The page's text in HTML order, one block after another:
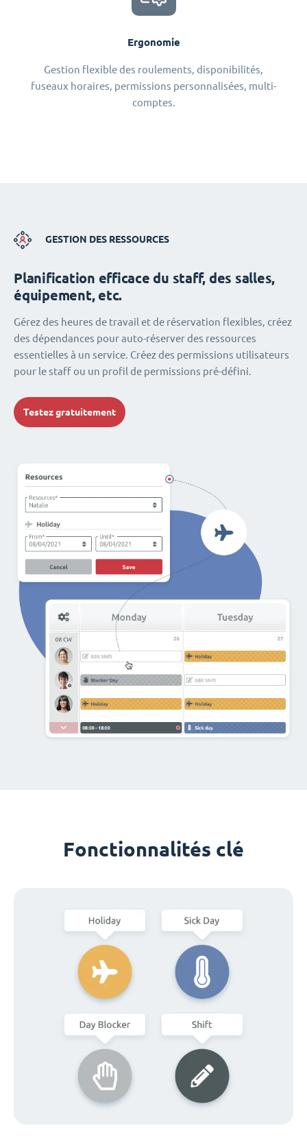
Ergonomie
Gestion flexible des roulements, disponibilités,
fuseaux horaires, permissions personnalisées, multi-
comptes.
GESTION DES RESSOURCES
Planification efficace du staff, des salles,
équipement, etc.
Gérez des heures de travail et de réservation flexibles, créez
des dépendances pour auto-réserver des ressources
essentielles à un service. Créez des permissions utilisateurs
pour le staff ou un profil de permissions pré-défini.
Testez gratuitement
Fonctionnalités clé